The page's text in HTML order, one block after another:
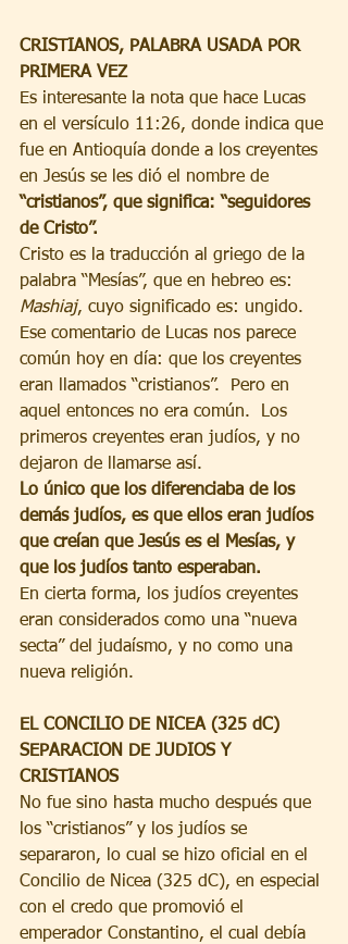
CRISTIANOS, PALABRA USADA POR
PRIMERA VEZ
Es interesante la nota que hace Lucas
en el versículo 11:26, donde indica que
fue en Antioquía donde a los creyentes
en Jesús se les dió el nombre de
“cristianos”, que significa: “seguidores
de Cristo”.
Cristo es la traducción al griego de la
palabra “Mesías”, que en hebreo es:
Mashiaj, cuyo significado es: ungido.
Ese comentario de Lucas nos parece
común hoy en día: que los creyentes
eran llamados “cristianos”.  Pero en
aquel entonces no era común.  Los
primeros creyentes eran judíos, y no
dejaron de llamarse así.
Lo único que los diferenciaba de los
demás judíos, es que ellos eran judíos
que creían que Jesús es el Mesías, y
que los judíos tanto esperaban.
En cierta forma, los judíos creyentes
eran considerados como una “nueva
secta” del judaísmo, y no como una
nueva religión.
EL CONCILIO DE NICEA (325 dC)
SEPARACION DE JUDIOS Y
CRISTIANOS
No fue sino hasta mucho después que
los “cristianos” y los judíos se
separaron, lo cual se hizo oficial en el
Concilio de Nicea (325 dC), en especial
con el credo que promovió el
emperador Constantino, el cual debía